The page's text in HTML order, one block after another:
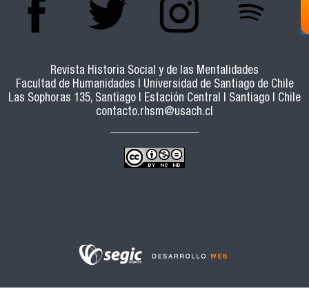
Revista Historia Social y de las Mentalidades
Facultad de Humanidades | Universidad de Santiago de Chile
Las Sophoras 135, Santiago | Estación Central | Santiago | Chile
contacto.rhsm@usach.cl